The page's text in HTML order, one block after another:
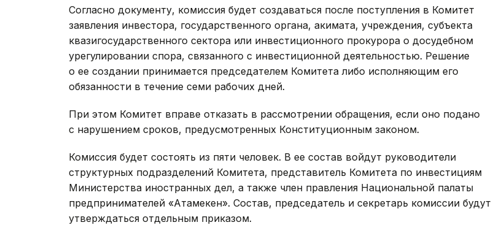
Согласно документу, комиссия будет создаваться после поступления в Комитет
заявления инвестора, государственного органа, акимата, учреждения, субъекта
квазигосударственного сектора или инвестиционного прокурора о досудебном
урегулировании спора, связанного с инвестиционной деятельностью. Решение
о ее создании принимается председателем Комитета либо исполняющим его
обязанности в течение семи рабочих дней.
При этом Комитет вправе отказать в рассмотрении обращения, если оно подано
с нарушением сроков, предусмотренных Конституционным законом.
Комиссия будет состоять из пяти человек. В ее состав войдут руководители
структурных подразделений Комитета, представитель Комитета по инвестициям
Министерства иностранных дел, а также член правления Национальной палаты
предпринимателей «Атамекен». Состав, председатель и секретарь комиссии будут
утверждаться отдельным приказом.